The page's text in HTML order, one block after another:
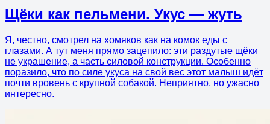
Щёки как пельмени. Укус — жуть
Я, честно, смотрел на хомяков как на комок еды с
глазами. А тут меня прямо зацепило: эти раздутые щёки
не украшение, а часть силовой конструкции. Особенно
поразило, что по силе укуса на свой вес этот малыш идёт
почти вровень с крупной собакой. Неприятно, но ужасно
интересно.